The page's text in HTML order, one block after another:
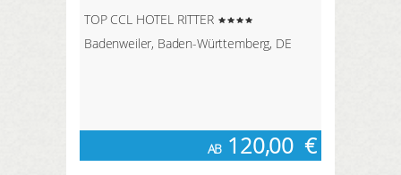
TOP CCL HOTEL RITTER
Badenweiler, Baden-Württemberg, DE
AB 120,00 €